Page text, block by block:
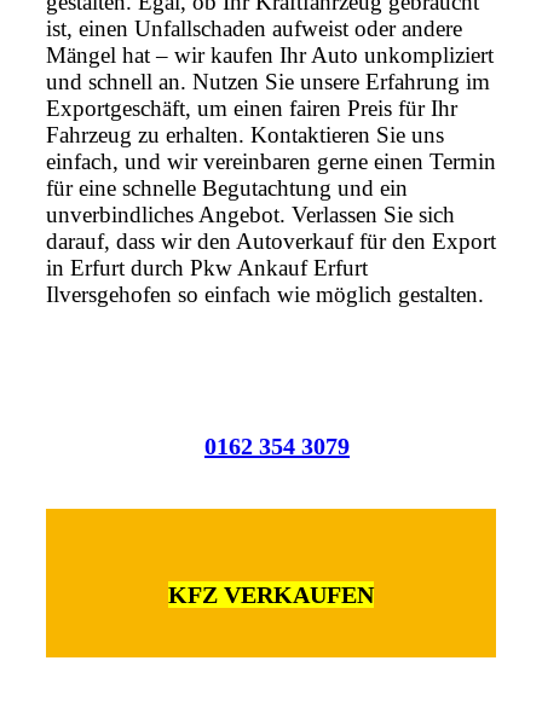
ist, einen Unfallschaden aufweist oder andere
Mängel hat – wir kaufen Ihr Auto unkompliziert
und schnell an. Nutzen Sie unsere Erfahrung im
Exportgeschäft, um einen fairen Preis für Ihr
Fahrzeug zu erhalten. Kontaktieren Sie uns
einfach, und wir vereinbaren gerne einen Termin
für eine schnelle Begutachtung und ein
unverbindliches Angebot. Verlassen Sie sich
darauf, dass wir den Autoverkauf für den Export
in Erfurt durch Pkw Ankauf Erfurt
Ilversgehofen so einfach wie möglich gestalten.
0162 354 3079
KFZ VERKAUFEN